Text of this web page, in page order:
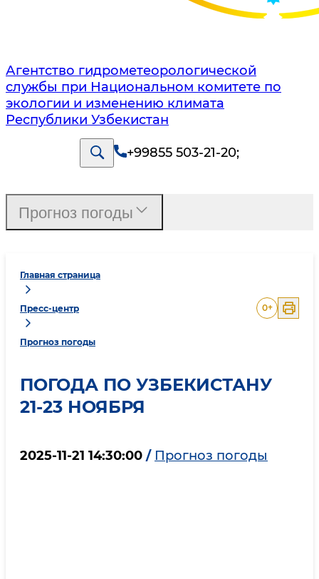
Агентство гидрометеорологической
службы при Национальном комитете по
экологии и изменению климата
Республики Узбекистан
+99855 503-21-20;
Главная страница
Пресс-центр
Прогноз погоды
0+
ПОГОДА ПО УЗБЕКИСТАНУ
21-23 НОЯБРЯ
2025-11-21 14:30:00 / Прогноз погоды
Прогноз погоды